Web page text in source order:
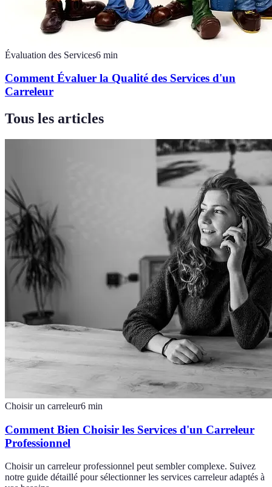
Évaluation des Services6 min
Comment Évaluer la Qualité des Services d'un
Carreleur
Tous les articles
Choisir un carreleur6 min
Comment Bien Choisir les Services d'un Carreleur
Professionnel
Choisir un carreleur professionnel peut sembler complexe. Suivez
notre guide détaillé pour sélectionner les services carreleur adaptés à